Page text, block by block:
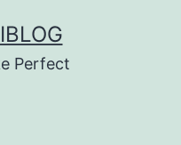
Perfect